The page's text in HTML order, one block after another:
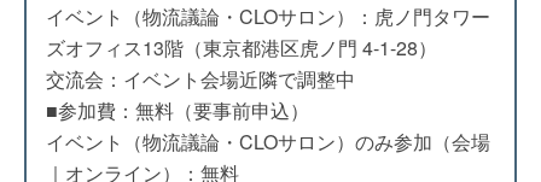
イベント（物流議論・CLOサロン）：虎ノ門タワー
ズオフィス13階（東京都港区虎ノ門 4-1-28）
交流会：イベント会場近隣で調整中
■参加費：無料（要事前申込）
イベント（物流議論・CLOサロン）のみ参加（会場
｜オンライン）：無料